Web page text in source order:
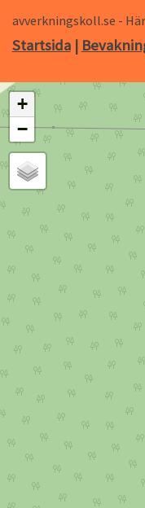
avverkningskoll.se -
Startsida|
+
−